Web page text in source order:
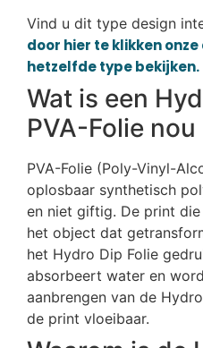
Vind u dit type design
door hier te klikken
hetzelfde type bekijken.
Wat is een
PVA-Folie
PVA-Folie (Poly-Vinyl-
oplosbaar synthetisch
en niet giftig. De print
het object dat
het Hydro Dip Folie
absorbeert water en
aanbrengen van de
de print vloeibaar.